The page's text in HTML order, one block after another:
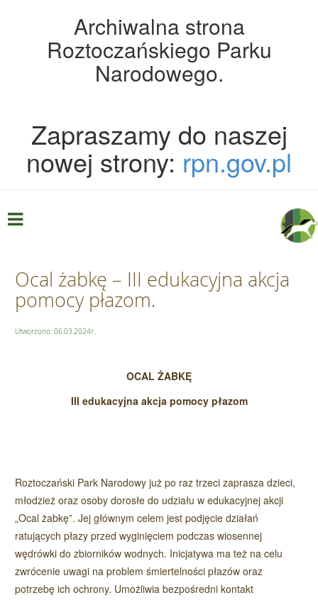
Archiwalna strona
Roztoczańskiego Parku
Narodowego.
Zapraszamy do naszej
nowej strony: rpn.gov.pl
Ocal żabkę – III edukacyjna akcja
pomocy płazom.
Utworzono: 06.03.2024r.
OCAL ŻABKĘ
III edukacyjna akcja pomocy płazom
Roztoczański Park Narodowy już po raz trzeci zaprasza dzieci,
młodzież oraz osoby dorosłe do udziału w edukacyjnej akcji
„Ocal żabkę”. Jej głównym celem jest podjęcie działań
ratujących płazy przed wyginięciem podczas wiosennej
wędrówki do zbiorników wodnych. Inicjatywa ma też na celu
zwrócenie uwagi na problem śmiertelności płazów oraz
potrzebę ich ochrony. Umożliwia bezpośredni kontakt